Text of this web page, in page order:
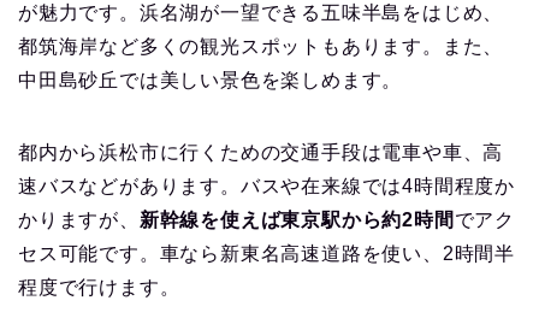
が魅力です。浜名湖が一望できる五味半島をはじめ、
都筑海岸など多くの観光スポットもあります。また、
中田島砂丘では美しい景色を楽しめます。
都内から浜松市に行くための交通手段は電車や車、高
速バスなどがあります。バスや在来線では4時間程度か
かりますが、 新幹線を使えば東京駅から約2時間 でアク
セス可能です。車なら新東名高速道路を使い、2時間半
程度で行けます。